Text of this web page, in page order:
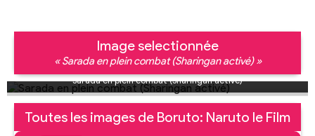
Image selectionnée
« Sarada en plein combat (Sharingan activé) »
Sarada en plein combat (Sharingan activé)
Toutes les images de Boruto: Naruto le Film